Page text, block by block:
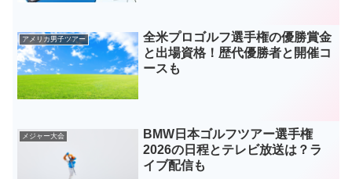
アメリカ男子ツアー
全米プロゴルフ選手権の優勝賞金
と出場資格！歴代優勝者と開催コ
ースも
メジャー大会
BMW日本ゴルフツアー選手権
2026の日程とテレビ放送は？ラ
イブ配信も